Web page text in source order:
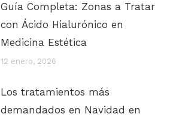
Guía Completa: Zonas a Tratar
con Ácido Hialurónico en
Medicina Estética
12 enero, 2026
Los tratamientos más
demandados en Navidad en